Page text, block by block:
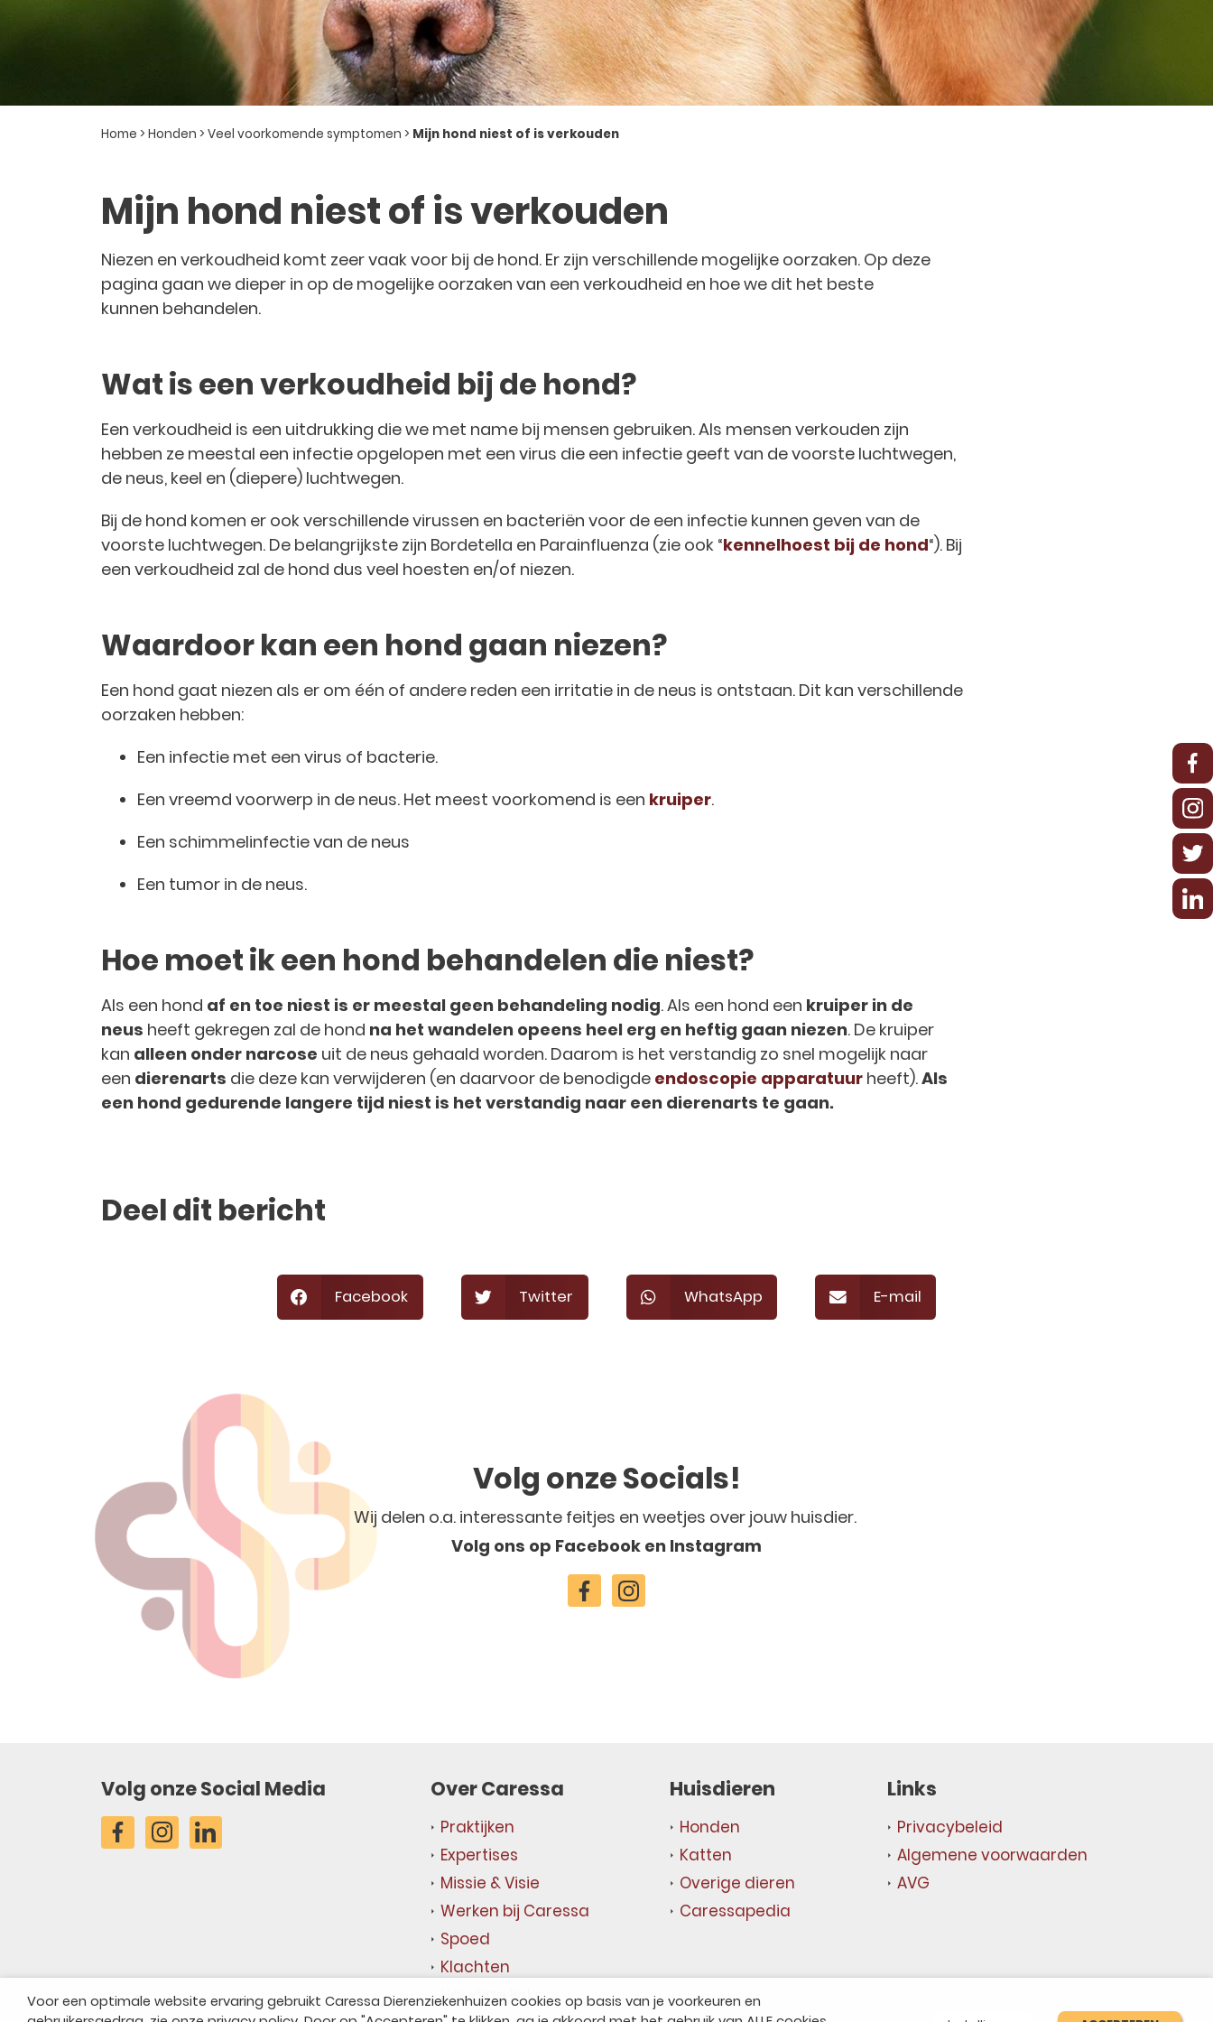
Home > Honden > Veel voorkomende symptomen > Mijn hond niest of is verkouden
Mijn hond niest of is verkouden
Niezen en verkoudheid komt zeer vaak voor bij de hond. Er zijn verschillende mogelijke oorzaken. Op deze
pagina gaan we dieper in op de mogelijke oorzaken van een verkoudheid en hoe we dit het beste
kunnen behandelen.
Wat is een verkoudheid bij de hond?
Een verkoudheid is een uitdrukking die we met name bij mensen gebruiken. Als mensen verkouden zijn
hebben ze meestal een infectie opgelopen met een virus die een infectie geeft van de voorste luchtwegen,
de neus, keel en (diepere) luchtwegen.
Bij de hond komen er ook verschillende virussen en bacteriën voor de een infectie kunnen geven van de
voorste luchtwegen. De belangrijkste zijn Bordetella en Parainfluenza (zie ook “kennelhoest bij de hond“). Bij
een verkoudheid zal de hond dus veel hoesten en/of niezen.
Waardoor kan een hond gaan niezen?
Een hond gaat niezen als er om één of andere reden een irritatie in de neus is ontstaan. Dit kan verschillende
oorzaken hebben:
Een infectie met een virus of bacterie.
Een vreemd voorwerp in de neus. Het meest voorkomend is een kruiper.
Een schimmelinfectie van de neus
Een tumor in de neus.
Hoe moet ik een hond behandelen die niest?
Als een hond af en toe niest is er meestal geen behandeling nodig. Als een hond een kruiper in de
neus heeft gekregen zal de hond na het wandelen opeens heel erg en heftig gaan niezen. De kruiper
kan alleen onder narcose uit de neus gehaald worden. Daarom is het verstandig zo snel mogelijk naar
een dierenarts die deze kan verwijderen (en daarvoor de benodigde endoscopie apparatuur heeft).Als
een hond gedurende langere tijd niest is het verstandig naar een dierenarts te gaan.
Deel dit bericht
Facebook Twitter WhatsApp E-mail
Volg onze Socials!
Wij delen o.a. interessante feitjes en weetjes over jouw huisdier.
Volg ons op Facebook en Instagram
Volg onze Social Media Over Caressa
Praktijken
Expertises
Missie & Visie
Werken bij Caressa
Spoed
Klachten
Handige links
Huisdieren
Honden
Katten
Overige dieren
Caressapedia
Links
Privacybeleid
Algemene voorwaarden
AVG
Voor een optimale website ervaring gebruikt Caressa Dierenziekenhuizen cookies op basis van je voorkeuren en